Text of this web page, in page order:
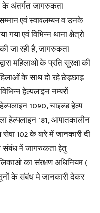
के अंतर्गत जागरुकता
एवं स्वावलम्बन व उनके
एवं विभिन्न थाना क्षेत्रो
की जा रही है, जागरुकता
महिलाओ के प्रति सुरक्षा की
के साथ हो रहे छेड़छाड़
हेल्पलाइन नम्बरों
1090, चाइल्ड हेल्प
हेल्पलाइन 181, आपातकालीन
102 के बारे में जानकारी दी
संबंध में जागरुकता हेतु
का संरक्षण अधिनियम (
के संबंध मे जानकारी देकर